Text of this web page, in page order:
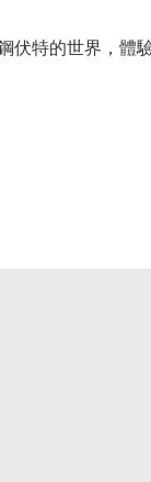
伏特的世界，體